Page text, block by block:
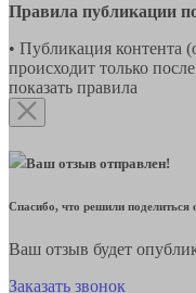
Правила публикации
• Публикация контента
происходит только
показать правила
Ваш отзыв отправлен!
Спасибо, что решили поделиться
Ваш отзыв будет
Заказать звонок